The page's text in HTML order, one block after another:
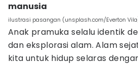
manusia
ilustrasi pasangan (unsplash.com/Everton
Anak pramuka selalu identik
dan eksplorasi alam. Alam
kita untuk hidup selaras